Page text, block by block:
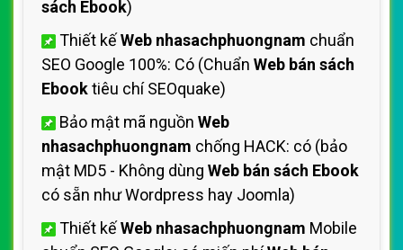
sách Ebook)
Thiết kếWeb nhasachphuongnam chuẩn
SEO Google 100%: Có (Chuẩn Web bán sách
Ebooktiêu chí SEOquake)
Bảo mật mã nguồn Web
nhasachphuongnam chống HACK: có (bảo
mật MD5 - Không dùng Web bán sách Ebook
có sẵn như Wordpress hay Joomla)
Thiết kếWeb nhasachphuongnam Mobile